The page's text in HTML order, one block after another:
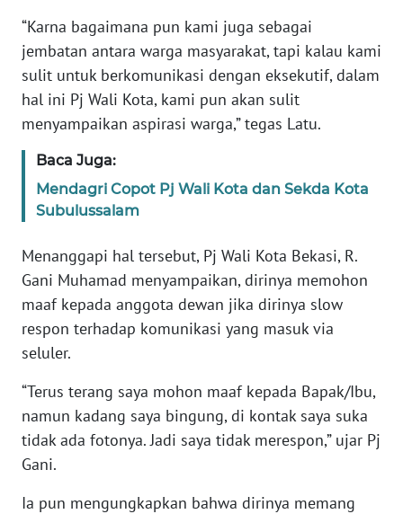
“Karna bagaimana pun kami juga sebagai
jembatan antara warga masyarakat, tapi kalau kami
sulit untuk berkomunikasi dengan eksekutif, dalam
hal ini Pj Wali Kota, kami pun akan sulit
menyampaikan aspirasi warga,” tegas Latu.
Baca Juga:
Mendagri Copot Pj Wali Kota dan Sekda Kota
Subulussalam
Menanggapi hal tersebut, Pj Wali Kota Bekasi, R.
Gani Muhamad menyampaikan, dirinya memohon
maaf kepada anggota dewan jika dirinya slow
respon terhadap komunikasi yang masuk via
seluler.
“Terus terang saya mohon maaf kepada Bapak/Ibu,
namun kadang saya bingung, di kontak saya suka
tidak ada fotonya. Jadi saya tidak merespon,” ujar Pj
Gani.
Ia pun mengungkapkan bahwa dirinya memang
NTB
WN
SULTENG
SULBAR
BABEL
WN
SUMBAR
SUMSEL
WN
BENGKULU
WN